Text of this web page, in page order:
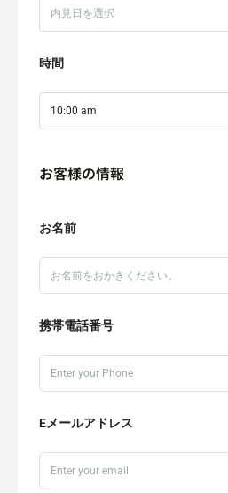
内見日を選択
時間
10:00 am
お客様の情報
お名前
携帯電話番号
Eメールアドレス